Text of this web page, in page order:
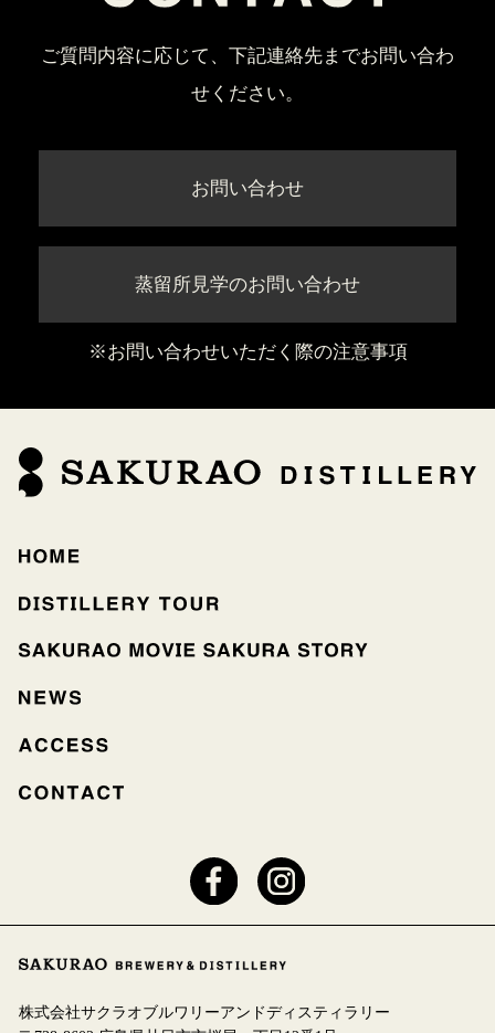
ご質問内容に応じて、下記連絡先までお問い合わ
せください。
お問い合わせ
蒸留所見学のお問い合わせ
※お問い合わせいただく際の注意事項
株式会社サクラオブルワリーアンドディスティラリー